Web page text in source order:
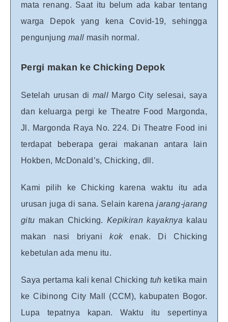
mata renang. Saat itu belum ada kabar tentang
warga Depok yang kena Covid-19, sehingga
pengunjung mall masih normal.
Pergi makan ke Chicking Depok
Setelah urusan di mall Margo City selesai, saya
dan keluarga pergi ke Theatre Food Margonda,
Jl. Margonda Raya No. 224. Di Theatre Food ini
terdapat beberapa gerai makanan antara lain
Hokben, McDonald’s, Chicking, dll.
Kami pilih ke Chicking karena waktu itu ada
urusan juga di sana. Selain karenajarang-jarang
gitu makan Chicking. Kepikiran kayaknya kalau
makan nasi briyanikokenak. Di Chicking
kebetulan ada menu itu.
Saya pertama kali kenal Chicking tuh ketika main
ke Cibinong City Mall (CCM), kabupaten Bogor.
Lupa tepatnya kapan. Waktu itu sepertinya